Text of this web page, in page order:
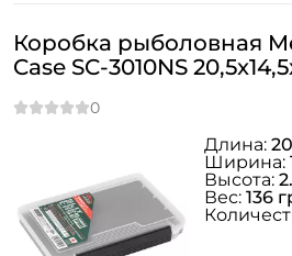
Коробка рыболовная
Case SC-3010NS
Длина:
Ширина:
Высота:
Вес: 136